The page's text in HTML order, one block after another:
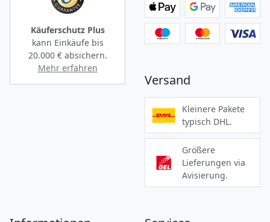
Käuferschutz Plus
kann Einkäufe bis
20.000 €absichern.
Mehr erfahren
Versand
Kleinere Pakete
typisch DHL.
Größere
Lieferungen via
Avisierung.